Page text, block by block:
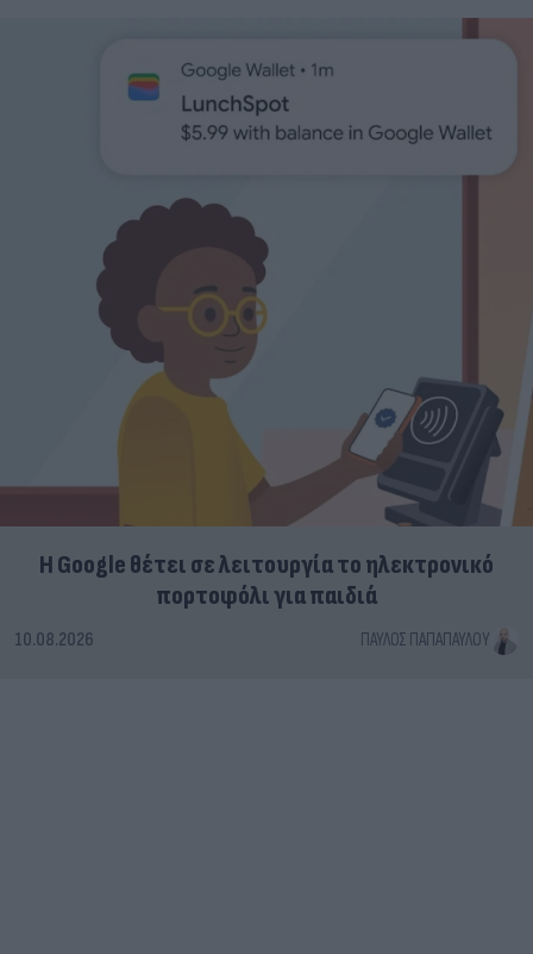
Η Google θέτει σε λειτουργία το ηλεκτρονικό
πορτοφόλι για παιδιά
10.08.2026 ΠΑΎΛΟΣ ΠΑΠΑΠΑΎΛΟΥ